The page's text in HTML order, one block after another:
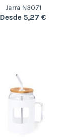
Jarra N3071
Desde 5,27 €